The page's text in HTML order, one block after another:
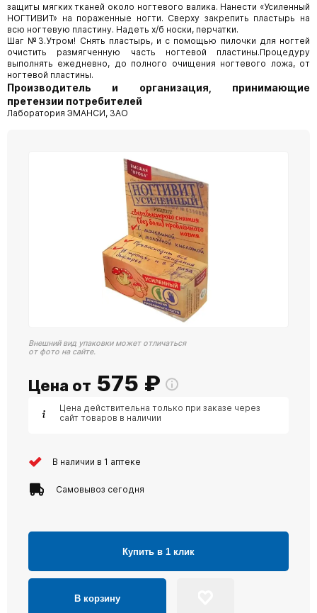
защиты мягких тканей около ногтевого валика. Нанести «Усиленный
НОГТИВИТ» на пораженные ногти. Сверху закрепить пластырь на
всю ногтевую пластину. Надеть х/б носки, перчатки.
Шаг №3.Утром! Снять пластырь, и с помощью пилочки для ногтей
очистить размягченную часть ногтевой пластины.Процедуру
выполнять ежедневно, до полного очищения ногтевого ложа, от
ногтевой пластины.
Производитель и организация, принимающие
претензии потребителей
Лаборатория ЭМАНСИ, ЗАО
Внешний вид упаковки может отличаться
от фото на сайте.
Цена от 575 ₽
Цена действительна только при заказе через
сайт товаров в наличии
В наличии в 1 аптеке
Самовывоз сегодня
Купить в 1 клик
В корзину